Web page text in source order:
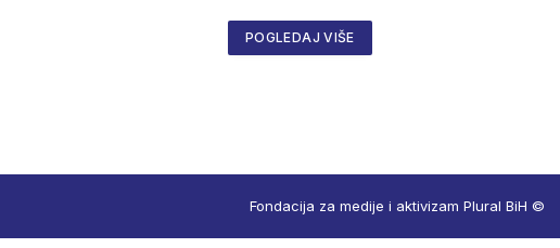
POGLEDAJ VIŠE
Fondacija za medije i aktivizam Plural BiH ©